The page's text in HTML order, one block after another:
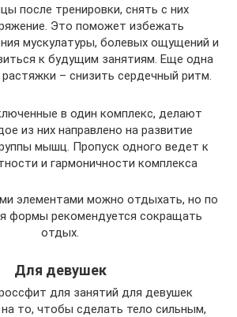
после тренировки, снять с них
Это поможет избежать
мускулатуры, болевых ощущений и
к будущим занятиям. Еще одна
– снизить сердечный ритм.
в один комплекс, делают
из них направлено на развитие
мышц. Пропуск одного ведет к
и гармоничности комплекса
элементами можно отдыхать, но по
формы рекомендуется сокращать
отдых.
Для девушек
для занятий для девушек
то, чтобы сделать тело сильным,